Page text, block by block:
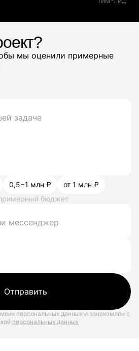
мы оценили примерные
0,5−1 млн ₽
от 1 млн ₽
бюджет
Отправить
персональных данных и ознакомлен с
персональных данных